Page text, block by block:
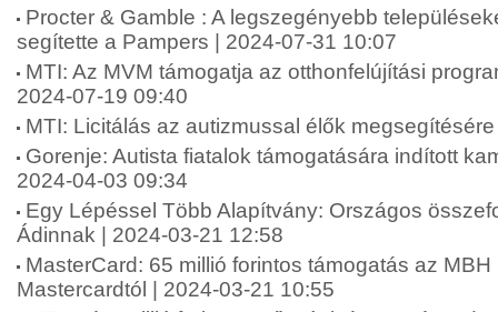
Procter & Gamble : A legszegényebb
segítette a Pampers | 2024-07-31 10:07
MTI: Az MVM támogatja az otthonfelújítási
2024-07-19 09:40
MTI: Licitálás az autizmussal élők
Gorenje: Autista fiatalok támogatására indított
2024-04-03 09:34
Egy Lépéssel Több Alapítvány: Országos
Ádinnak | 2024-03-21 12:58
MasterCard: 65 millió forintos támogatás az
Mastercardtól | 2024-03-21 10:55